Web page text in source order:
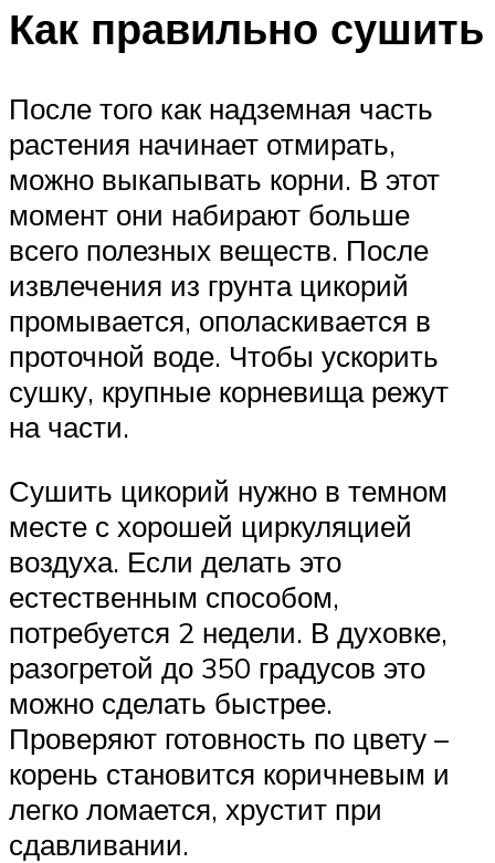
Как правильно сушить
После того как надземная часть
растения начинает отмирать,
можно выкапывать корни. В этот
момент они набирают больше
всего полезных веществ. После
извлечения из грунта цикорий
промывается, ополаскивается в
проточной воде. Чтобы ускорить
сушку, крупные корневища режут
на части.
Сушить цикорий нужно в темном
месте с хорошей циркуляцией
воздуха. Если делать это
естественным способом,
потребуется 2 недели. В духовке,
разогретой до 350 градусов это
можно сделать быстрее.
Проверяют готовность по цвету –
корень становится коричневым и
легко ломается, хрустит при
сдавливании.